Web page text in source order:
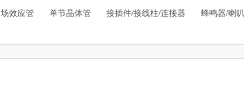
场效应管 单节晶体管 接插件/接线柱/连接器 蜂鸣器/喇叭